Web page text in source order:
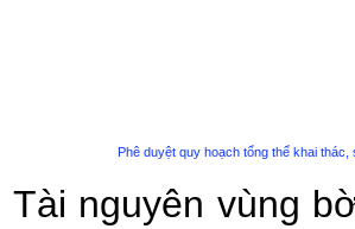
Phê duyệt quy hoạch tổng thể khai
Tài nguyên vùng